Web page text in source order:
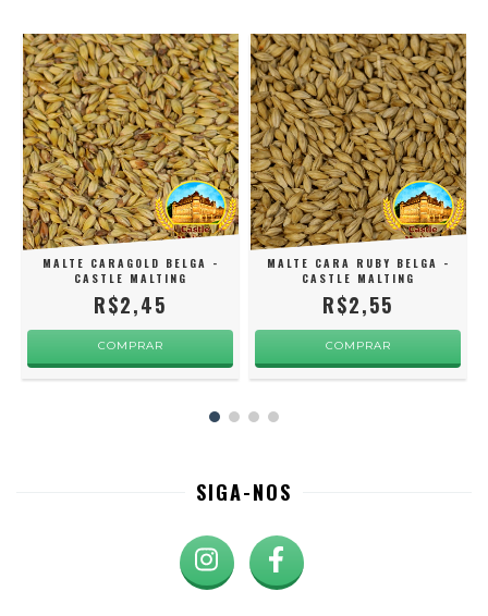
MALTE CARAGOLD BELGA -
CASTLE MALTING
R$2,45
COMPRAR
MALTE CARA RUBY BELGA -
CASTLE MALTING
R$2,55
COMPRAR
SIGA-NOS